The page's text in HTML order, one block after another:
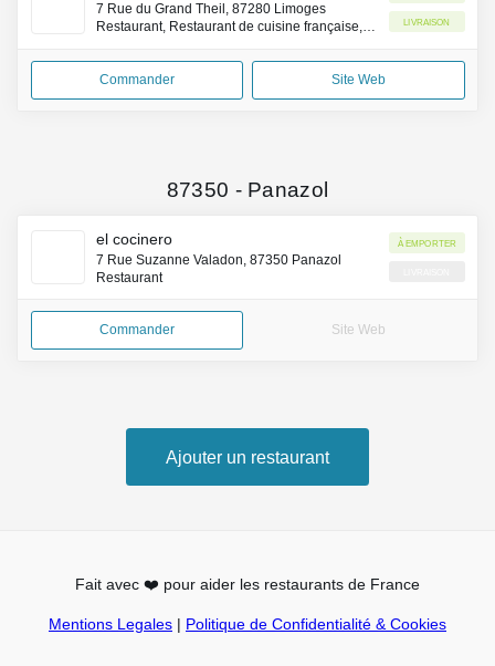
7 Rue du Grand Theil, 87280 Limoges
Restaurant, Restaurant de cuisine française, Brasserie gastronomique
Livraison
Commander Site Web
87350 - Panazol
el cocinero
7 Rue Suzanne Valadon, 87350 Panazol
Restaurant
À emporter
Commander Site Web
Ajouter un restaurant
Fait avec ❤️ pour aider les restaurants de France
Mentions Legales | Politique de Confidentialité & Cookies